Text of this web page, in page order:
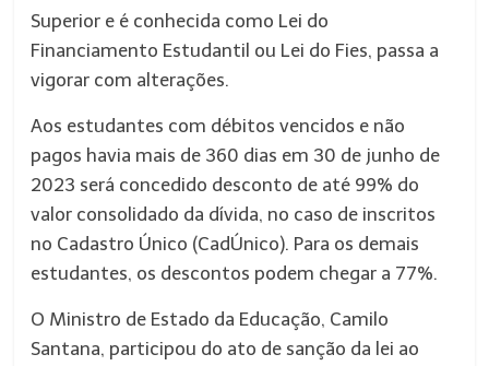
Superior e é conhecida como Lei do
Financiamento Estudantil ou Lei do Fies, passa a
vigorar com alterações.
Aos estudantes com débitos vencidos e não
pagos havia mais de 360 dias em 30 de junho de
2023 será concedido desconto de até 99% do
valor consolidado da dívida, no caso de inscritos
no Cadastro Único (CadÚnico). Para os demais
estudantes, os descontos podem chegar a 77%.
O Ministro de Estado da Educação, Camilo
Santana, participou do ato de sanção da lei ao